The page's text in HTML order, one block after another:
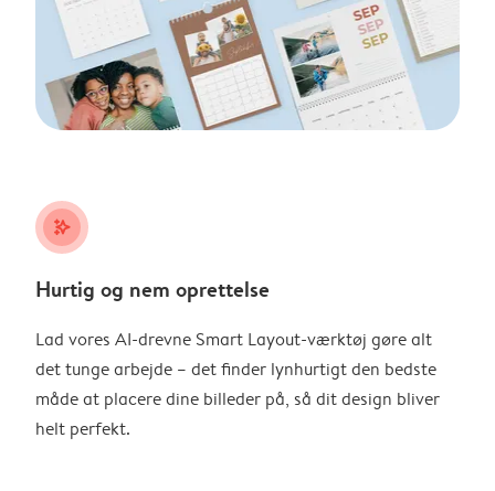
stars_plus
Hurtig og nem oprettelse
Lad vores AI-drevne Smart Layout-værktøj gøre alt
det tunge arbejde – det finder lynhurtigt den bedste
måde at placere dine billeder på, så dit design bliver
helt perfekt.